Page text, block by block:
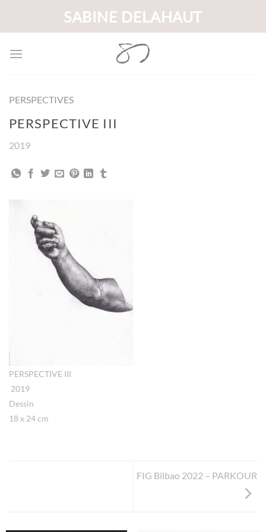
contenu
SABINE DELAHAUT
PERSPECTIVES
PERSPECTIVE III
2019
PERSPECTIVE III
2019
Dessin
18 x 24 cm
FIG Bilbao 2022 – PARKOUR